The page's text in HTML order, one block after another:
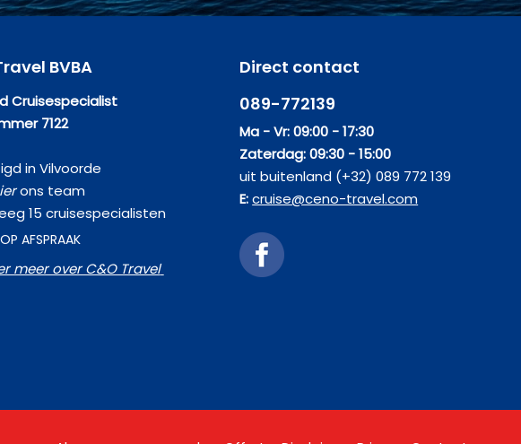
BVBA
Cruisespecialist
7122
in Vilvoorde
ons team
15 cruisespecialisten
AFSPRAAK
meer over C&O Travel
Direct contact
089-772139
Ma - Vr: 09:00 - 17:30
Zaterdag: 09:30 - 15:00
uit buitenland (+32) 089 772 139
E:cruise@ceno-travel.com